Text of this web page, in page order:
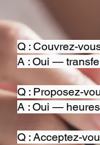
Q : Couvrez-
A : Oui —
Q : Proposez-
A : Oui —
Q : Acceptez-